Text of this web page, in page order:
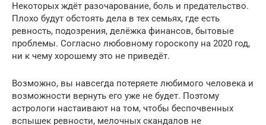
Некоторых ждёт разочарование, боль и предательство.
Плохо будут обстоять дела в тех семьях, где есть
ревность, подозрения, делёжка финансов, бытовые
проблемы. Согласно любовному гороскопу на 2020 год,
ни к чему хорошему это не приведёт.
Возможно, вы навсегда потеряете любимого человека и
возможности вернуть его уже не будет. Поэтому
астрологи настаивают на том, чтобы беспочвенных
вспышек ревности, мелочных скандалов не